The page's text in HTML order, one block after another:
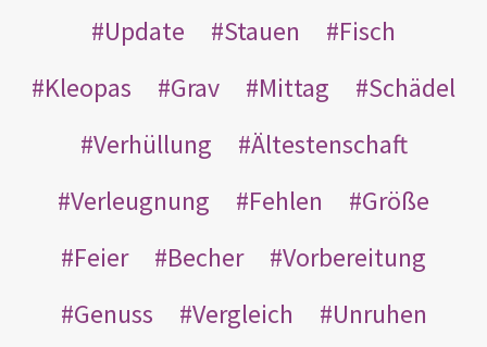
Update
Stauen
Fisch
Kleopas
Grav Mittag
Schädel
Verhüllung
Ältestenschaft
Verleugnung
Fehlen
Größe
Feier
Becher
Vorbereitung
Genuss
Vergleich
Unruhen